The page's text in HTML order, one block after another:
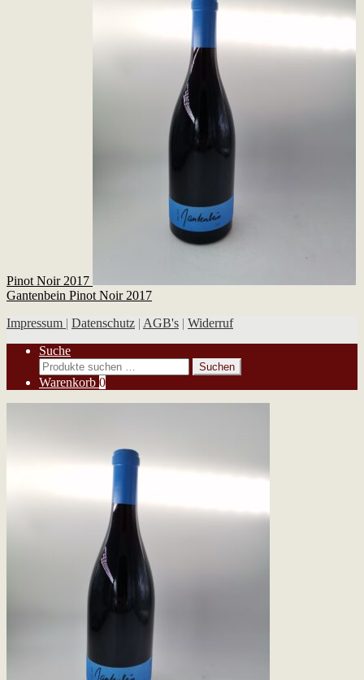
Pinot Noir 2017
Gantenbein Pinot Noir 2017
Impressum | Datenschutz | AGB's | Widerruf
Suche
Suchen
nach:
Suchen
Warenkorb 0